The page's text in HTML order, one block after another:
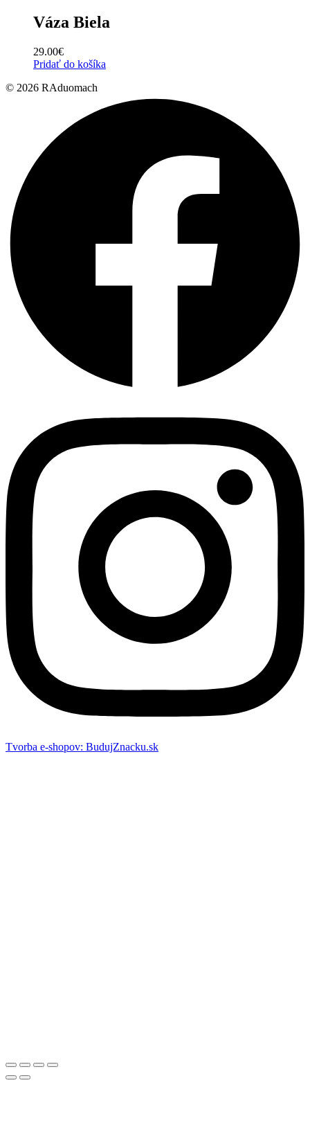
Váza Biela
29.00€
Pridať do košíka
© 2026 RAduomach
Tvorba e-shopov: BudujZnacku.sk